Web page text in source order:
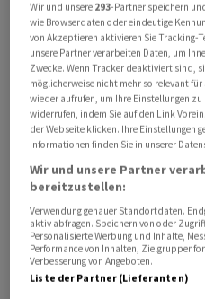
In Bezug auf
Mitteilung vom Donnerstag
Dagmersellen (LU), Luzern
Akquisitionsvolumen von
erworben. Verkauft
Wohnliegenschaften in
(LU).
Der Axa Real Estate Fund
Wohnimmobilien in der
umfasst 188 Immobilien mit
urbanen Lagen.
Wir und unsere 293-Partner speichern
wie Browserdaten oder eindeutige
von Akzeptieren aktivieren Sie Tracking-
unsere Partner verarbeiten Daten, um
Zwecke. Wenn Tracker deaktiviert sind,
möglicherweise nicht mehr so relevant
wieder aufrufen, um Ihre Einstellungen
widerrufen, indem Sie auf den Link
der Webseite klicken. Ihre Einstellungen
Informationen finden Sie in unserer
Wir und unsere Partner
bereitzustellen:
Verwendung genauer Standortdaten.
aktiv abfragen. Speichern von oder
Personalisierte Werbung und Inhalte,
Performance von Inhalten,
Verbesserung von Angeboten.
Liste der Partner (Lieferanten)